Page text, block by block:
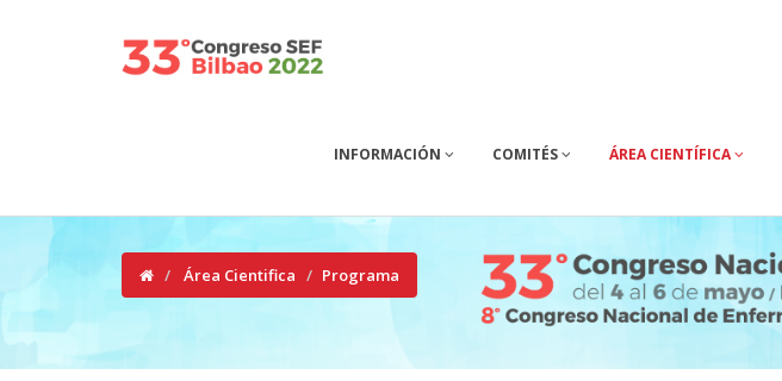
INFORMACIÓN COMITÉS ÁREA CIENTÍFICA
Área Cientifica Programa